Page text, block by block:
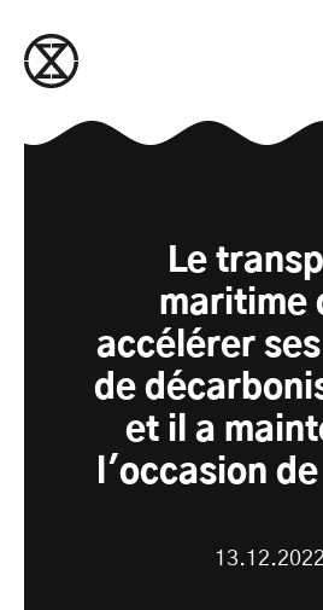
Le
maritime
accélérer
de
et il a
l'occasion
13.12.2022